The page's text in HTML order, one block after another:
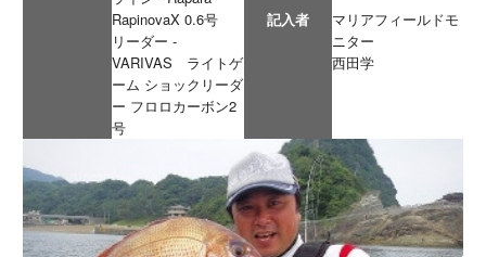
RapinovaX 0.6号
リーダー -
VARIVAS ライトゲ
ーム ショックリーダ
ー フロロカーボン2
号
記入者
マリアフィールドモ
ニター
西田学